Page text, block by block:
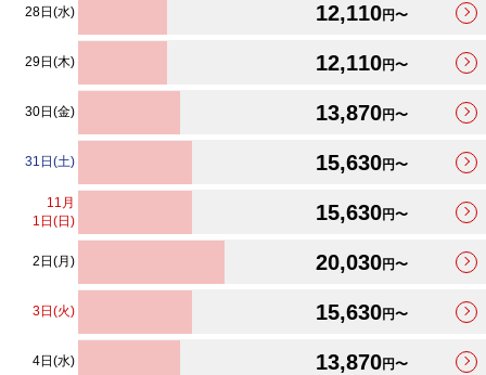
28日(水) 12,110円〜
29日(木) 12,110円〜
30日(金) 13,870円〜
31日(土) 15,630円〜
11 月
1日(日)
15,630円〜
2日(月) 20,030円〜
3日(火) 15,630円〜
4日(水) 13,870円〜